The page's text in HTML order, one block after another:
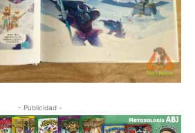
- Publicidad -